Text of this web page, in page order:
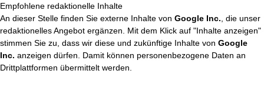
Empfohlene redaktionelle Inhalte
An dieser Stelle finden Sie externe Inhalte von Google Inc. , die unser
redaktionelles Angebot ergänzen. Mit dem Klick auf "Inhalte anzeigen"
stimmen Sie zu, dass wir diese und zukünftige Inhalte von Google
Inc. anzeigen dürfen. Damit können personenbezogene Daten an
Drittplattformen übermittelt werden.